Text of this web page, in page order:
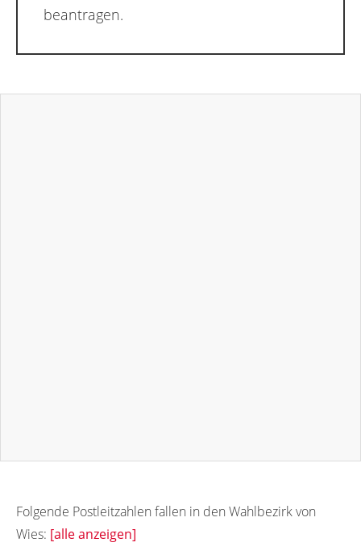
beantragen.
Folgende Postleitzahlen fallen in den Wahlbezirk von
Wies: [alle anzeigen]